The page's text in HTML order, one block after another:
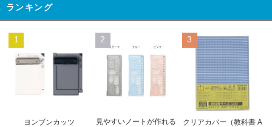
ランキング
1
ヨンブンカッツ
2
見やすいノートが作れる
3
クリアカバー（教科書 A